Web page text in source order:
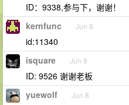
ID：9338,参与下，谢谢！
kernfunc Jun 8
id:11340
isquare Jun 8
ID: 9526 谢谢老板
yuewolf Jun 8